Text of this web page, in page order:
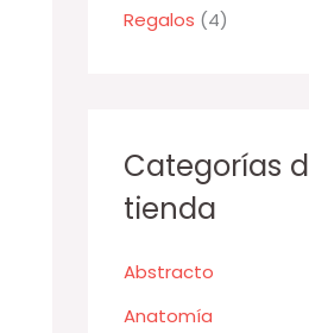
Regalos (4)
Categorías
tienda
Abstracto
Anatomía